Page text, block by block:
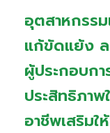
อุตสาหกรรม
แก้ขัดแย้ง
ผู้ประกอบก
ประสิทธิภา
อาชีพเสริมใ